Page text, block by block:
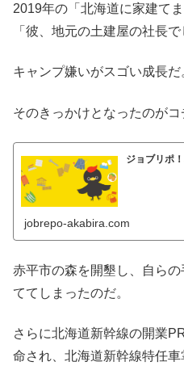
2019年の「北海道に家建て
「彼、地元の土建屋の社長
キャンプ嫌いがスゴい成長だ
そのきっかけとなったのがコ
ジョブリポ
jobrepo-akabira.com
赤平市の森を開墾し、自ら
ててしまったのだ。
さらに北海道新幹線の開業
命され、北海道新幹線特任車